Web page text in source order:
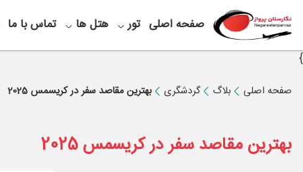
صفحه اصلی تور هتل ها تماس با ما
}
صفحه اصلی بلاگ گردشگری بهترین مقاصد سفر در کریسمس 2025
بهترین مقاصد سفر در کریسمس 2025